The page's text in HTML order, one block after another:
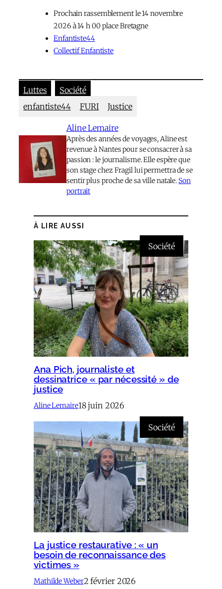
Prochain rassemblement le 14 novembre
2026 à 14 h 00 place Bretagne
Enfantiste44
Collectif Enfantiste
Luttes
Société
enfantiste44
FURI Justice
Aline Lemaire
Après des années de voyages, Aline est
revenue à Nantes pour se consacrer à sa
passion : le journalisme. Elle espère que
son stage chez Fragil lui permettra de se
sentir plus proche de sa ville natale. Son
portrait
À LIRE AUSSI
Société
Ana Pich, journaliste et
dessinatrice « par nécessité » de
justice
Aline Lemaire18 juin 2026
Société
La justice restaurative : « un
besoin de reconnaissance des
victimes »
Mathilde Weber2 février 2026